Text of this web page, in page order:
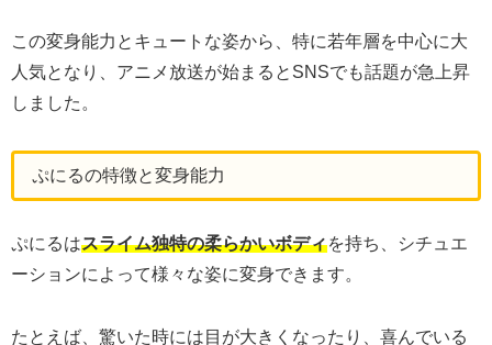
この変身能力とキュートな姿から、特に若年層を中心に大
人気となり、アニメ放送が始まるとSNSでも話題が急上昇
しました。
ぷにるの特徴と変身能力
ぷにるはスライム独特の柔らかいボディを持ち、シチュエ
ーションによって様々な姿に変身できます。
たとえば、驚いた時には目が大きくなったり、喜んでいる